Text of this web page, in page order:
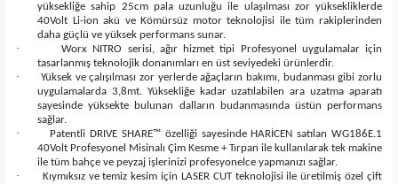
yüksekliğe sahip 25cm pala uzunluğu ile ulaşılması zor yüksekliklerde
40Volt Li-ion akü ve Kömürsüz motor teknolojisi ile tüm rakiplerinden
daha güçlü ve yüksek performans sunar.
·
Worx NITRO serisi, ağır hizmet tipi Profesyonel uygulamalar için
tasarlanmış teknolojik donanımları en üst seviyedeki ürünlerdir.
·
Yüksek ve çalışılması zor yerlerde ağaçların bakımı, budanması gibi zorlu
uygulamalarda 3,8mt. Yüksekliğe kadar uzatılabilen ara uzatma aparatı
sayesinde yüksekte bulunan dalların budanmasında üstün performans
sağlar.
·
Patentli DRIVE SHARE™ özelliği sayesinde HARİCEN satılan WG186E.1
40Volt Profesyonel Misinalı Çim Kesme + Tırpan ile kullanılarak tek makine
ile tüm bahçe ve peyzaj işlerinizi profesyonelce yapmanızı sağlar.
·
Kıymıksız ve temiz kesim için LASER CUT teknolojisi ile üretilmiş özel çift